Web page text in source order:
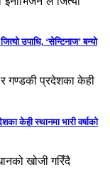
उपाधि, ‘सेन्टिनाज’ बन्यो
केही स्थानमा भारी वर्षाको